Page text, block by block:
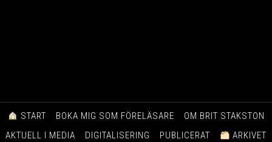
START BOKA MIG SOM FÖRELÄSARE
OM BRIT STAKSTON
AKTUELL I MEDIA
DIGITALISERING PUBLICERAT
ARKIVET